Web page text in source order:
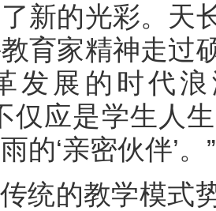
新的光彩。天
育家精神走过
发展的时代
仅应是学生人
的‘亲密伙伴’。”
统的教学模式